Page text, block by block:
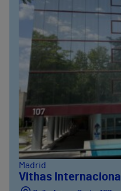
Madrid
Vithas Internacional